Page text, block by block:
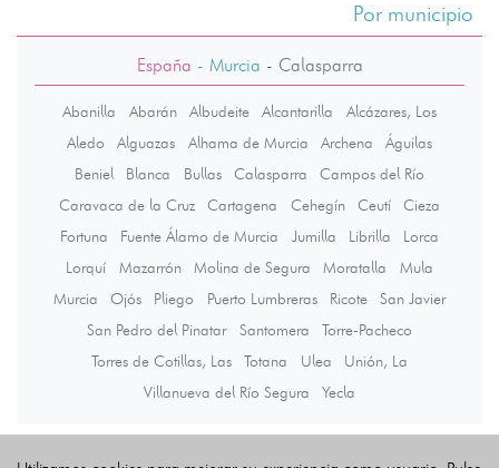
Por municipio
España - Murcia - Calasparra
Abanilla Abarán Albudeite Alcantarilla
Alcázares, Los
Aledo
Alguazas Alhama de Murcia Archena
Águilas
Beniel
Blanca Bullas Calasparra
Campos del Río
Caravaca de la Cruz
Cartagena Cehegín Ceutí
Cieza
Fortuna
Fuente Álamo de Murcia Jumilla Librilla
Lorca
Lorquí
Mazarrón Molina de Segura Moratalla
Mula
Murcia
Ojós Pliego Puerto Lumbreras Ricote
San Javier
San Pedro del Pinatar
Santomera
Torre-Pacheco
Torres de Cotillas, Las
Totana Ulea
Unión, La
Villanueva del Río Segura
Yecla